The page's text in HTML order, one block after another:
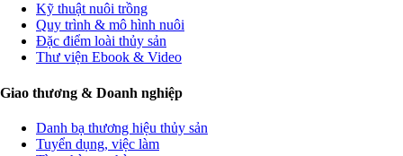
Kỹ thuật nuôi trồng
Quy trình & mô hình nuôi
Đặc điểm loài thủy sản
Thư viện Ebook & Video
Giao thương & Doanh nghiệp
Danh bạ thương hiệu thủy sản
Tuyển dụng, việc làm